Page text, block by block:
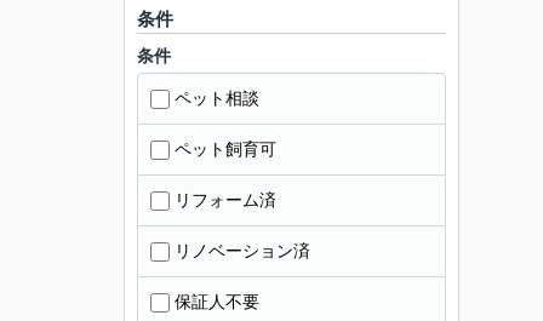
条件
条件
ペット相談
ペット飼育可
リフォーム済
リノベーション済
保証人不要